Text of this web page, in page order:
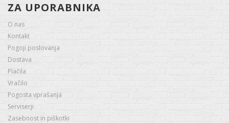
ZA UPORABNIKA
O nas
Kontakt
Pogoji poslovanja
Dostava
Plačila
Vračilo
Pogosta vprašanja
Serviserji
Zasebnost in piškotki